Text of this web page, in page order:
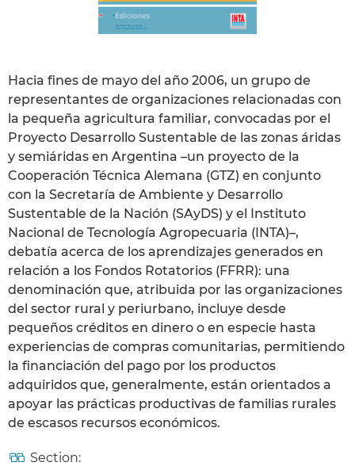
Hacia fines de mayo del año 2006, un grupo de
representantes de organizaciones relacionadas con
la pequeña agricultura familiar, convocadas por el
Proyecto Desarrollo Sustentable de las zonas áridas
y semiáridas en Argentina –un proyecto de la
Cooperación Técnica Alemana (GTZ) en conjunto
con la Secretaría de Ambiente y Desarrollo
Sustentable de la Nación (SAyDS) y el Instituto
Nacional de Tecnología Agropecuaria (INTA)–,
debatía acerca de los aprendizajes generados en
relación a los Fondos Rotatorios (FFRR): una
denominación que, atribuida por las organizaciones
del sector rural y periurbano, incluye desde
pequeños créditos en dinero o en especie hasta
experiencias de compras comunitarias, permitiendo
la financiación del pago por los productos
adquiridos que, generalmente, están orientados a
apoyar las prácticas productivas de familias rurales
de escasos recursos económicos.
Section: